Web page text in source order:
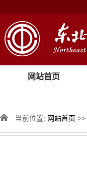
网站首页
当前位置: 网站首页 >>